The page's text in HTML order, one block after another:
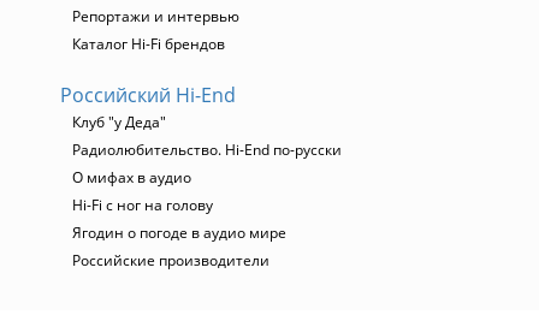
Репортажи и интервью
Каталог Hi-Fi брендов
Российский Hi-End
Клуб "у Деда"
Радиолюбительство. Hi-End по-русски
О мифах в аудио
Hi-Fi с ног на голову
Ягодин о погоде в аудио мире
Российские производители